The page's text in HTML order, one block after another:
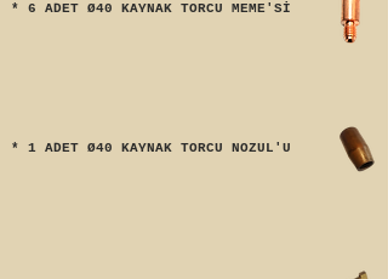
* 6 ADET Ø40 KAYNAK TORCU MEME'Sİ
* 1 ADET Ø40 KAYNAK TORCU NOZUL'U